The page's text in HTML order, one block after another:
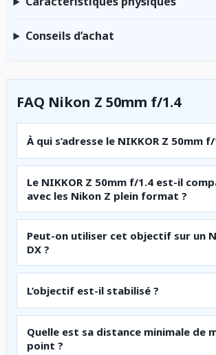
Conseils d’achat
FAQ Nikon Z 50mm f/1.4
À qui s’adresse le NIKKOR Z 50mm f/
Le NIKKOR Z 50mm f/1.4 est-il
avec les Nikon Z plein format ?
Peut-on utiliser cet objectif sur un
DX ?
L’objectif est-il stabilisé ?
Quelle est sa distance minimale de
point ?